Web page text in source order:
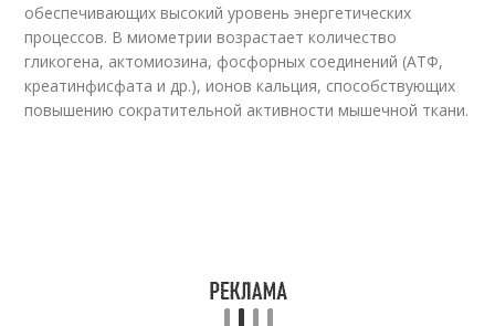
обеспечивающих высокий уровень энергетических
процессов. В миометрии возрастает количество
гликогена, актомиозина, фосфорных соединений (АТФ,
креатинфисфата и др.), ионов кальция, способствующих
повышению сократительной активности мышечной ткани.